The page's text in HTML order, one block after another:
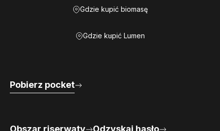
Gdzie kupić biomasę
Gdzie kupić Lumen
Pobierz pocket
Obszar riserwaty Odzyskaj hasło